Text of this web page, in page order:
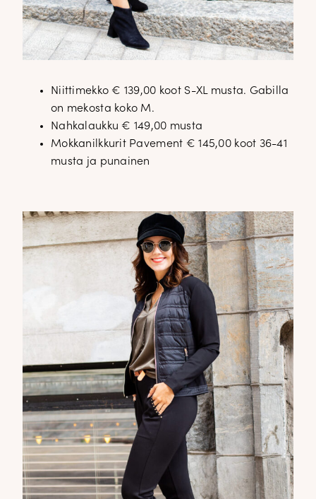
Niittimekko € 139,00 koot S-XL musta. Gabilla
on mekosta koko M.
Nahkalaukku € 149,00 musta
Mokkanilkkurit Pavement € 145,00 koot 36-41
musta ja punainen